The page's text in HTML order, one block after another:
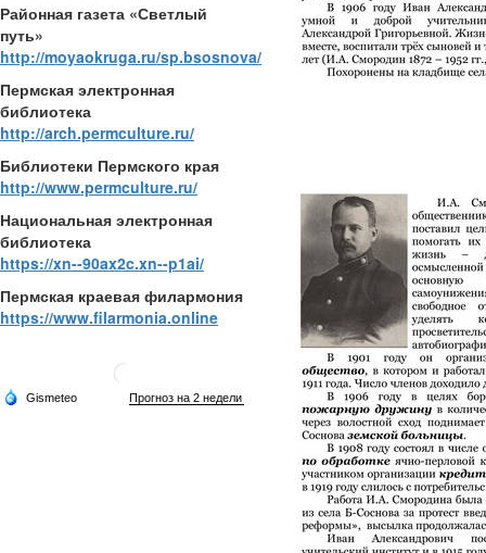
Районная газета «Светлый
путь»
http://moyaokruga.ru/sp.bsosnova/
Пермская электронная
библиотека
http://arch.permculture.ru/
Библиотеки Пермского края
http://www.permculture.ru/
Национальная электронная
библиотека
https://xn--90ax2c.xn--p1ai/
Пермская краевая филармония
https://www.filarmonia.online